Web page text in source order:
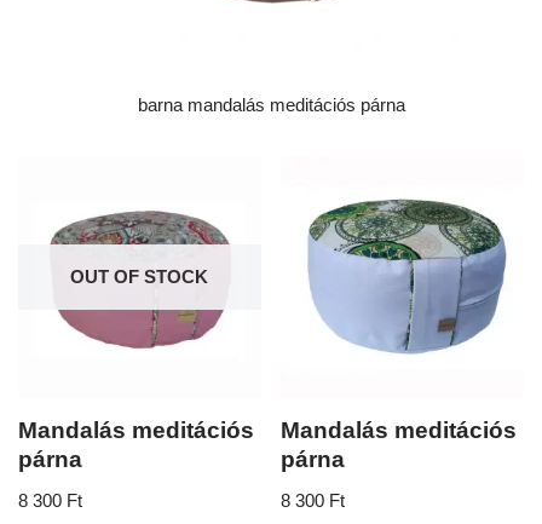
barna mandalás meditációs párna
OUT OF STOCK
Mandalás meditációs
párna
8 300 Ft
Mandalás meditációs
párna
8 300 Ft